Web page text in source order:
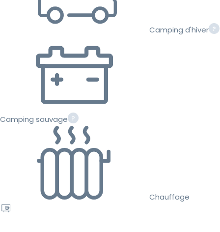
Camping d'hiver
Camping sauvage
Chauffage